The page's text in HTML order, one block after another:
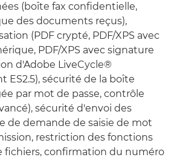
(boîte fax confidentielle,
des documents reçus),
(PDF crypté, PDF/XPS avec
PDF/XPS avec signature
d'Adobe LiveCycle®
ES2.5), sécurité de la boîte
par mot de passe, contrôle
sécurité d'envoi des
de demande de saisie de mot
restriction des fonctions
fichiers, confirmation du numéro